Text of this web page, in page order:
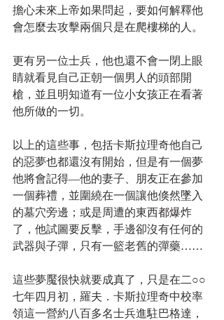
擔心未來上帝如果問起，要如何解釋他
會怎麼去攻擊兩個只是在爬樓梯的人。
更有另一位士兵，他也還不會一閉上眼
睛就看見自己正朝一個男人的頭部開
槍，並且明知道有一位小女孩正在看著
他所做的一切。
以上的這些事，包括卡斯拉理奇他自己
的惡夢也都還沒有開始，但是有一個夢
他將會記得—他的妻子、朋友正在參加
一個葬禮，並圍繞在一個讓他倏然墜入
的墓穴旁邊；或是周遭的東西都爆炸
了，他試圖要反擊，手邊卻沒有任何的
武器與子彈，只有一籃老舊的彈藥……
這些夢魘很快就要成真了，只是在二○○
七年四月初，羅夫．卡斯拉理奇中校率
領這一營約八百多名士兵進駐巴格達，